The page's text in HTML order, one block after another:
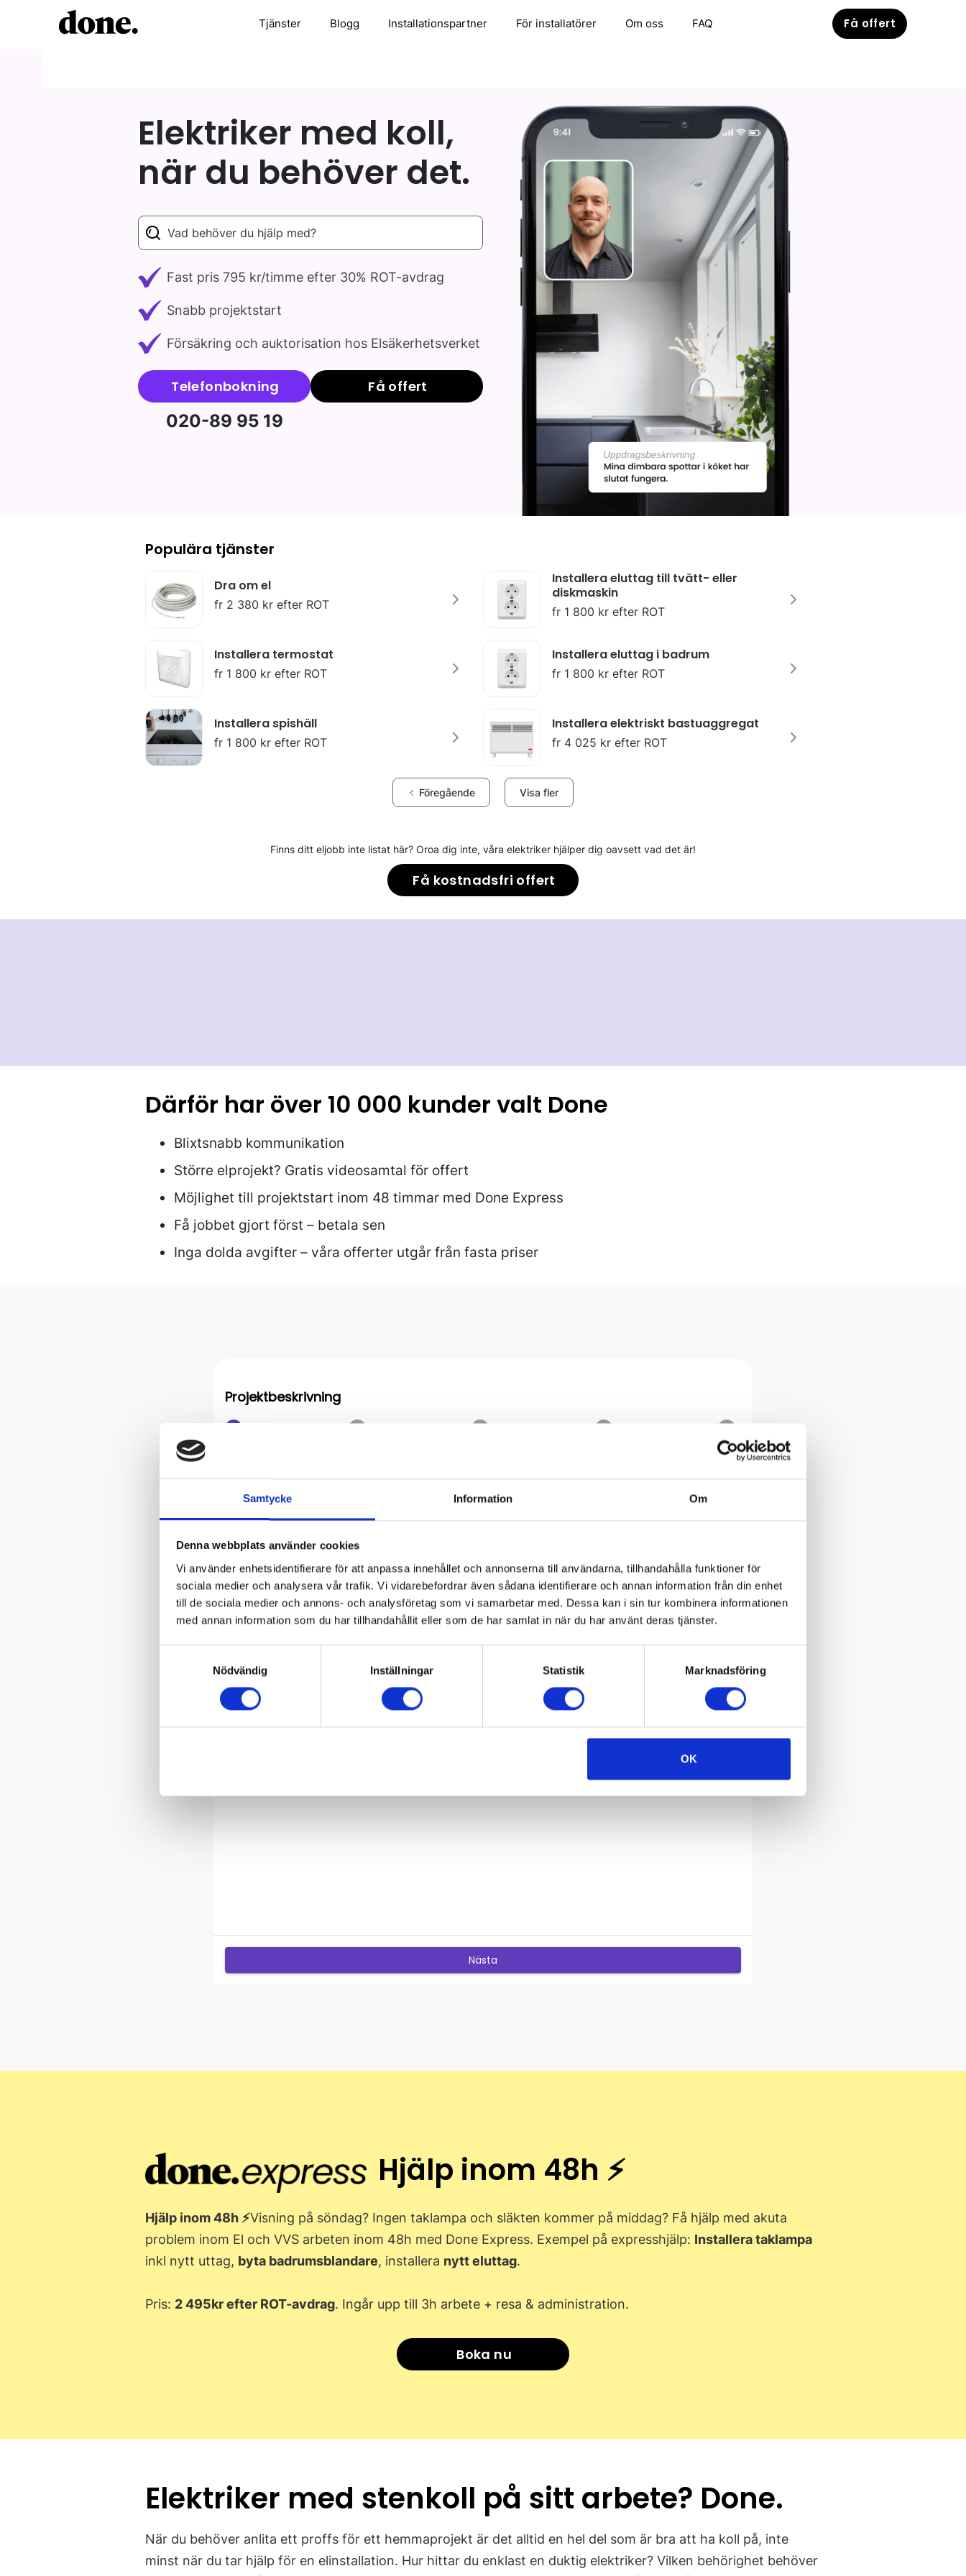
Samtycke Information Om
Denna webbplats använder cookies
Vi använder enhetsidentifierare för att anpassa innehållet och annonserna till användarna, tillhandahålla funktioner för
sociala medier och analysera vår trafik. Vi vidarebefordrar även sådana identifierare och annan information från din enhet
till de sociala medier och annons- och analysföretag som vi samarbetar med. Dessa kan i sin tur kombinera informationen
med annan information som du har tillhandahållit eller som de har samlat in när du har använt deras tjänster.
Nödvändig
Inställningar Statistik Marknadsföring
OK
Tjänster Blogg Installationspartner För installatörer Om oss FAQ Få offert
Elektriker med koll,
när du behöver det.
Fast pris 795 kr/timme efter 30% ROT-avdrag
Snabb projektstart
Försäkring och auktorisation hos Elsäkerhetsverket
Telefonbokning
020-89 95 19
Få offert
Populära tjänster
Dra om el
fr 2 380 kr efter ROT
Installera eluttag till tvätt- eller
diskmaskin
fr 1 800 kr efter ROT
Installera termostat
fr 1 800 kr efter ROT
Installera eluttag i badrum
fr 1 800 kr efter ROT
Installera spishäll
fr 1 800 kr efter ROT
Installera elektriskt bastuaggregat
fr 4 025 kr efter ROT
Föregående Visa fler
Finns ditt eljobb inte listat här? Oroa dig inte, våra elektriker hjälper dig oavsett vad det är!
Få kostnadsfri offert
Därför har över 10 000 kunder valt Done
Blixtsnabb kommunikation
Större elprojekt? Gratis videosamtal för offert
Möjlighet till projektstart inom 48 timmar med Done Express
Få jobbet gjort först – betala sen
Inga dolda avgifter – våra offerter utgår från fasta priser
Hjälp inom 48h ⚡
Hjälp inom 48h ⚡Visning på söndag? Ingen taklampa och släkten kommer på middag? Få hjälp med akuta
problem inom El och VVS arbeten inom 48h med Done Express. Exempel på expresshjälp: Installera taklampa
inkl nytt uttag, byta badrumsblandare, installera nytt eluttag.
Pris: 2 495kr efter ROT-avdrag. Ingår upp till 3h arbete + resa & administration.
Boka nu
Elektriker med stenkoll på sitt arbete? Done.
När du behöver anlita ett proffs för ett hemmaprojekt är det alltid en hel del som är bra att ha koll på, inte
minst när du tar hjälp för en elinstallation. Hur hittar du enklast en duktig elektriker? Vilken behörighet behöver